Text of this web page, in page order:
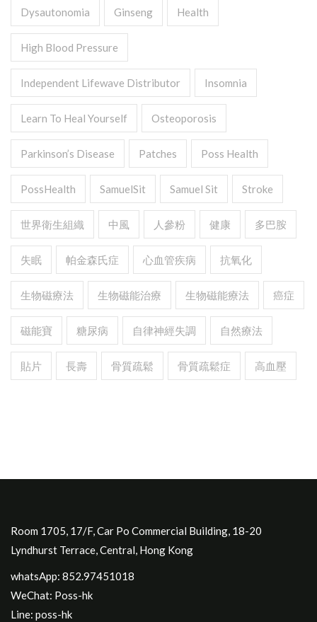
Dysautonomia Ginseng Health
High Blood Pressure
Independent Lifewave Distributor Insomnia
Learn To Heal Yourself Osteoporosis
Parkinson’s Disease Patches Poss Health
PossHealth SamuelSit Samuel Sit Stroke
世界衛生組織 中風 人參粉 健康 多巴胺
失眠 帕金森氏症 心血管疾病 抗氧化
生物磁療法 生物磁能治療 生物磁能療法 癌症
磁能寶 糖尿病 自律神經失調 自然療法
貼片 長壽 骨質疏鬆 骨質疏鬆症 高血壓
Room 1705, 17/F, Car Po Commercial Building, 18-20
Lyndhurst Terrace, Central, Hong Kong
whatsApp: 852.97451018
WeChat: Poss-hk
Line: poss-hk